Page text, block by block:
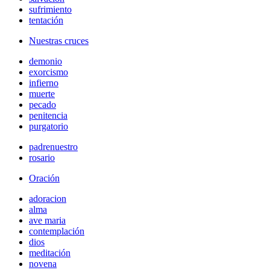
sufrimiento
tentación
Nuestras cruces
demonio
exorcismo
infierno
muerte
pecado
penitencia
purgatorio
padrenuestro
rosario
Oración
adoracion
alma
ave maria
contemplación
dios
meditación
novena